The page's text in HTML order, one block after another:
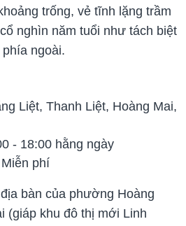
trống, vẻ tĩnh lặng trầm
nghìn năm tuổi như tách biệt
ngoài.
Liệt, Thanh Liệt, Hoàng Mai,
- 18:00 hằng ngày
phí
bàn của phường Hoàng
(giáp khu đô thị mới Linh